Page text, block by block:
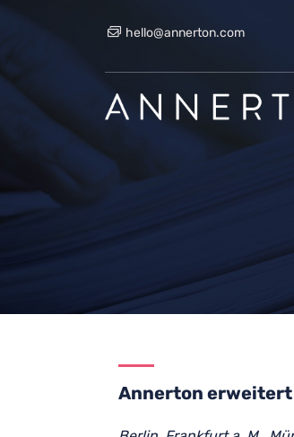
hello@annerton.com
Annerton